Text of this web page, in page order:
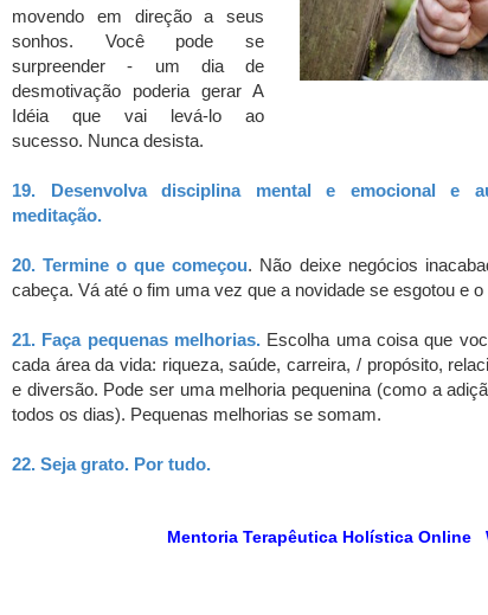
movendo em direção a seus
sonhos. Você pode se
surpreender - um dia de
desmotivação poderia gerar A
Idéia que vai levá-lo ao
sucesso. Nunca desista.
19. Desenvolva disciplina mental e emocional e
meditação.
20.Termine o que começou. Não deixe negócios
cabeça. Vá até o fim uma vez que a novidade se esgotou e
21. Faça pequenas melhorias. Escolha uma coisa que
cada área da vida: riqueza, saúde, carreira, / propósito,
e diversão. Pode ser uma melhoria pequenina (como a
todos os dias). Pequenas melhorias se somam.
22. Seja grato. Por tudo.
Mentoria Terapêutica Holística Online